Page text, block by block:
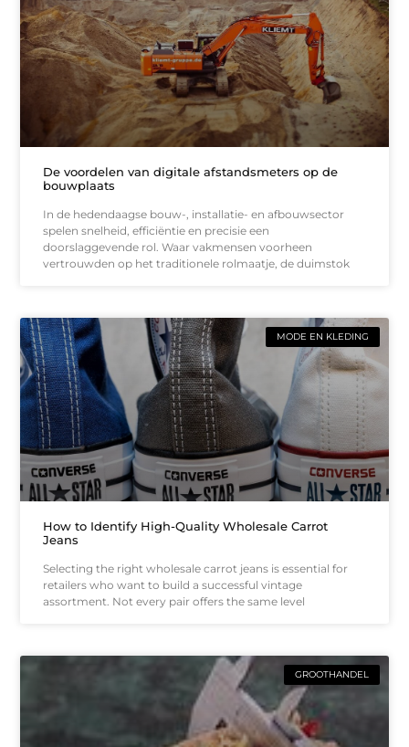
De voordelen van digitale afstandsmeters op de
bouwplaats
In de hedendaagse bouw-, installatie- en afbouwsector
spelen snelheid, efficiëntie en precisie een
doorslaggevende rol. Waar vakmensen voorheen
vertrouwden op het traditionele rolmaatje, de duimstok
MODE EN KLEDING
How to Identify High-Quality Wholesale Carrot
Jeans
Selecting the right wholesale carrot jeans is essential for
retailers who want to build a successful vintage
assortment. Not every pair offers the same level
GROOTHANDEL